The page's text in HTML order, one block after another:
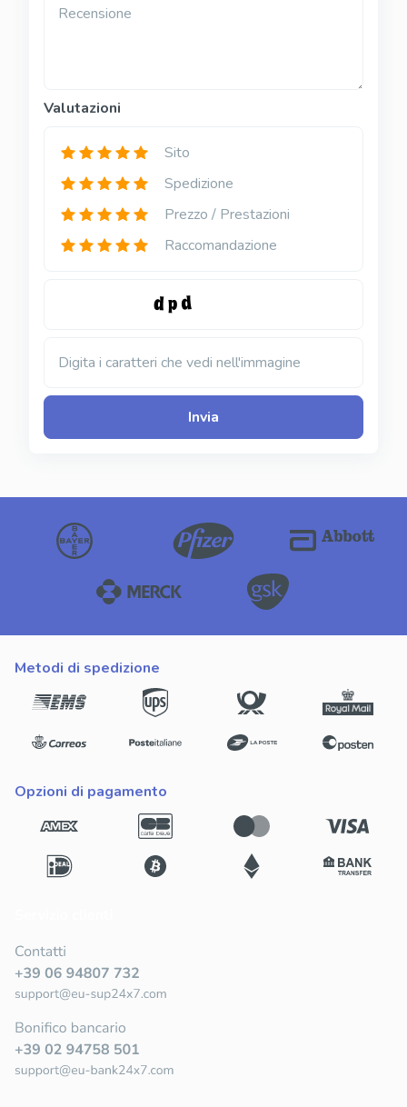
Recensione
Valutazioni
Sito
Spedizione
Prezzo / Prestazioni
Raccomandazione
Digita i caratteri che vedi nell'immagine
Invia
metodi di spedizione
opzioni di pagamento